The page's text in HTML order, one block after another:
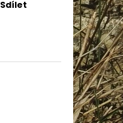
Sdílet